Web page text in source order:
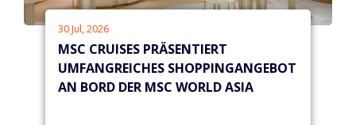
30 Jul, 2026
MSC CRUISES PRÄSENTIERT
UMFANGREICHES SHOPPINGANGEBOT
AN BORD DER MSC WORLD ASIA